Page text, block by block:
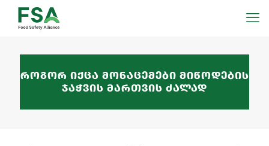
როგორ იქცა მონაცემები მიწოდების
ჯაჭვის მართვის ძალად